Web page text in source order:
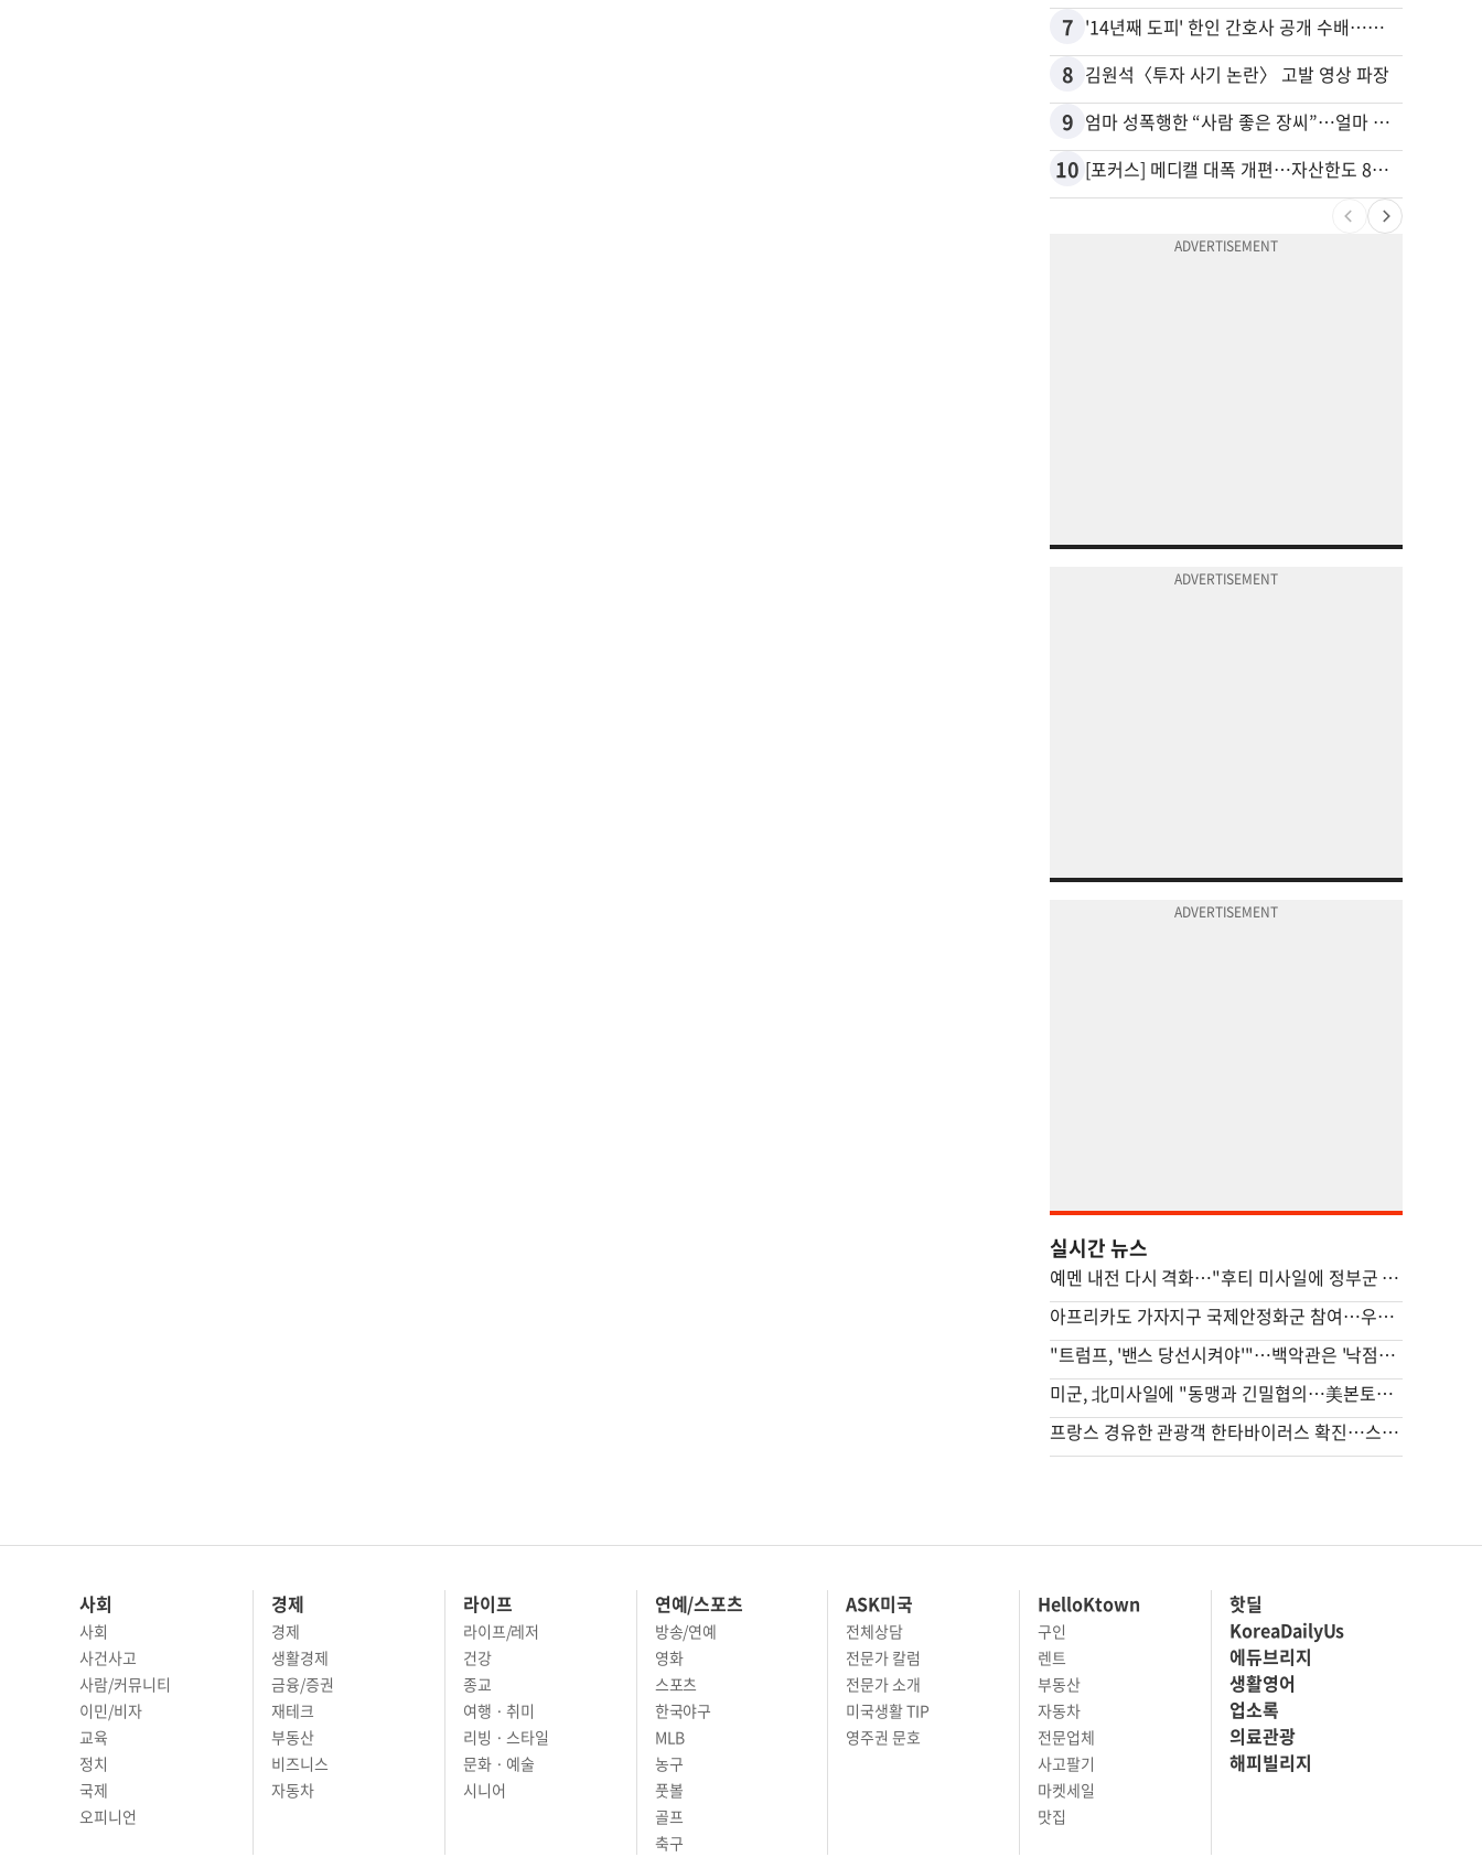
7 '14년째 도피' 한인 간호사 공개 수배…메디케어 사기 유죄
8 김원석〈투자 사기 논란〉 고발 영상 파장
9 엄마 성폭행한 “사람 좋은 장씨”…얼마 뒤 딸 배도 불러왔다
10 [포커스] 메디캘 대폭 개편…자산한도 84% 축소
실시간 뉴스
예멘 내전 다시 격화…"후티 미사일에 정부군 최소 38명 사망"(종합)
아프리카도 가자지구 국제안정화군 참여…우간다, 파병 승인
"트럼프, '밴스 당선시켜야'"…백악관은 '낙점설' 설왕설래
미군, 北미사일에 "동맹과 긴밀협의…美본토·동맹 방어 전념"
프랑스 경유한 관광객 한타바이러스 확진…스페인서 격리
사회
사회
사건사고
사람/커뮤니티
이민/비자
교육
정치
국제
오피니언
경제
경제
생활경제
금융/증권
재테크
부동산
비즈니스
자동차
라이프
라이프/레저
건강
종교
여행 · 취미
리빙 · 스타일
문화 · 예술
시니어
연예/스포츠
방송/연예
영화
스포츠
한국야구
MLB
농구
풋볼
골프
축구
ASK미국
전체상담
전문가 칼럼
전문가 소개
미국생활 TIP
영주권 문호
HelloKtown
구인
렌트
부동산
자동차
전문업체
사고팔기
마켓세일
맛집
핫딜
KoreaDailyUs
에듀브리지
생활영어
업소록
의료관광
해피빌리지